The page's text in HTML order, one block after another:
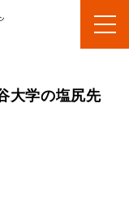
大学の塩尻先